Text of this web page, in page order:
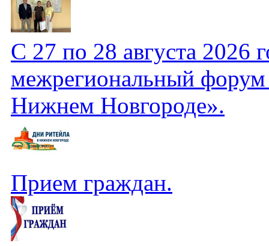
С 27 по 28 августа 2026
межрегиональный форум
Нижнем Новгороде».
Прием граждан.